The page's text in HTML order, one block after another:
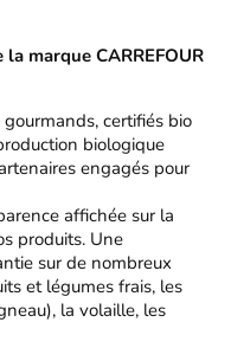
marque CARREFOUR
certifiés bio
biologique
engagés pour
affichée sur la
produits. Une
sur de nombreux
et légumes frais, les
la volaille, les